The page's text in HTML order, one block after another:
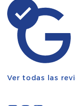
Ver todas las